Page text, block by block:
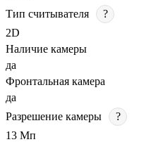
Тип считывателя
?
2D
Наличие камеры
да
Фронтальная камера
да
Разрешение камеры
?
13 Мп